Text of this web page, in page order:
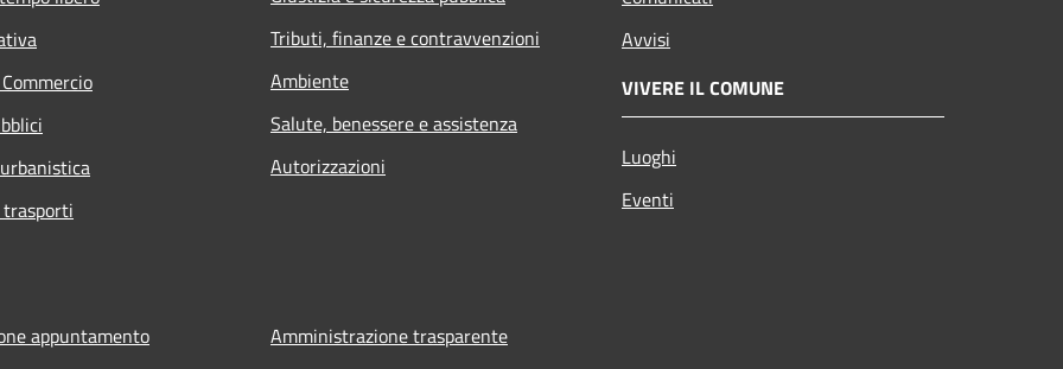
Tributi, finanze e contravvenzioni
Ambiente
Salute, benessere e assistenza
Autorizzazioni
Avvisi
VIVERE IL COMUNE
Luoghi
Eventi
appuntamento
Amministrazione trasparente